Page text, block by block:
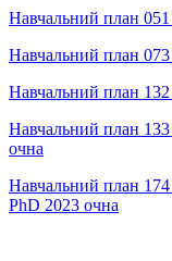
Навчальний план
Навчальний план
Навчальний план 132
Навчальний план
очна
Навчальний план 174
PhD 2023 очна